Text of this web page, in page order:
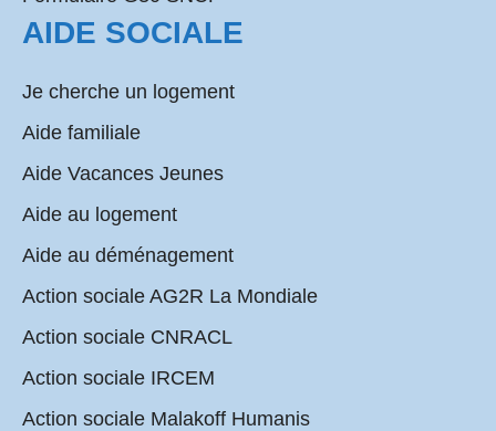
AIDE SOCIALE
Je cherche un logement
Aide familiale
Aide Vacances Jeunes
Aide au logement
Aide au déménagement
Action sociale AG2R La Mondiale
Action sociale CNRACL
Action sociale IRCEM
Action sociale Malakoff Humanis